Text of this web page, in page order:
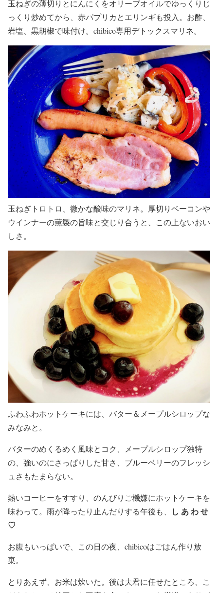
玉ねぎの薄切りとにんにくをオリーブオイルでゆっくりじ
っくり炒めてから、赤パプリカとエリンギも投入。お酢、
岩塩、黒胡椒で味付け。chibico専用デトックスマリネ。
玉ねぎトロトロ、微かな酸味のマリネ。厚切りベーコンや
ウインナーの薫製の旨味と交じり合うと、この上ないおい
しさ。
ふわふわホットケーキには、バター＆メープルシロップな
みなみと。
バターのめくるめく風味とコク、メープルシロップ独特
の、強いのにさっぱりした甘さ、ブルーベリーのフレッシ
ュさもたまらない。
熱いコーヒーをすすり、のんびりご機嫌にホットケーキを
味わって。雨が降ったり止んだりする午後も、
し あ わ せ
♡
お腹もいっぱいで、この日の夜、chibicoはごはん作り放
棄。
とりあえず、お米は炊いた。後は夫君に任せたところ、こ